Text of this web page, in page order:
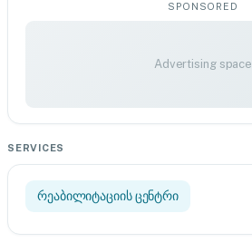
SPONSORED
Advertising space
SERVICES
რეაბილიტაციის ცენტრი